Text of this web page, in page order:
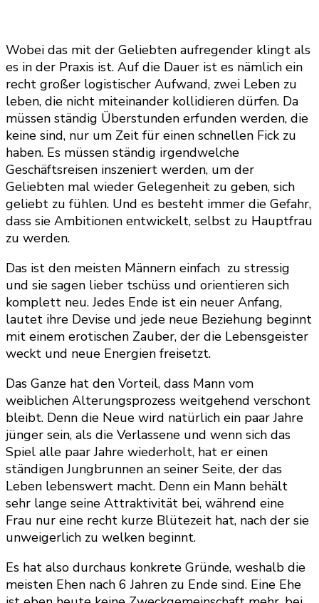
Wobei das mit der Geliebten aufregender klingt als
es in der Praxis ist. Auf die Dauer ist es nämlich ein
recht großer logistischer Aufwand, zwei Leben zu
leben, die nicht miteinander kollidieren dürfen. Da
müssen ständig Überstunden erfunden werden, die
keine sind, nur um Zeit für einen schnellen Fick zu
haben. Es müssen ständig irgendwelche
Geschäftsreisen inszeniert werden, um der
Geliebten mal wieder Gelegenheit zu geben, sich
geliebt zu fühlen. Und es besteht immer die Gefahr,
dass sie Ambitionen entwickelt, selbst zu Hauptfrau
zu werden.
Das ist den meisten Männern einfach zu stressig
und sie sagen lieber tschüss und orientieren sich
komplett neu. Jedes Ende ist ein neuer Anfang,
lautet ihre Devise und jede neue Beziehung beginnt
mit einem erotischen Zauber, der die Lebensgeister
weckt und neue Energien freisetzt.
Das Ganze hat den Vorteil, dass Mann vom
weiblichen Alterungsprozess weitgehend verschont
bleibt. Denn die Neue wird natürlich ein paar Jahre
jünger sein, als die Verlassene und wenn sich das
Spiel alle paar Jahre wiederholt, hat er einen
ständigen Jungbrunnen an seiner Seite, der das
Leben lebenswert macht. Denn ein Mann behält
sehr lange seine Attraktivität bei, während eine
Frau nur eine recht kurze Blütezeit hat, nach der sie
unweigerlich zu welken beginnt.
Es hat also durchaus konkrete Gründe, weshalb die
meisten Ehen nach 6 Jahren zu Ende sind. Eine Ehe